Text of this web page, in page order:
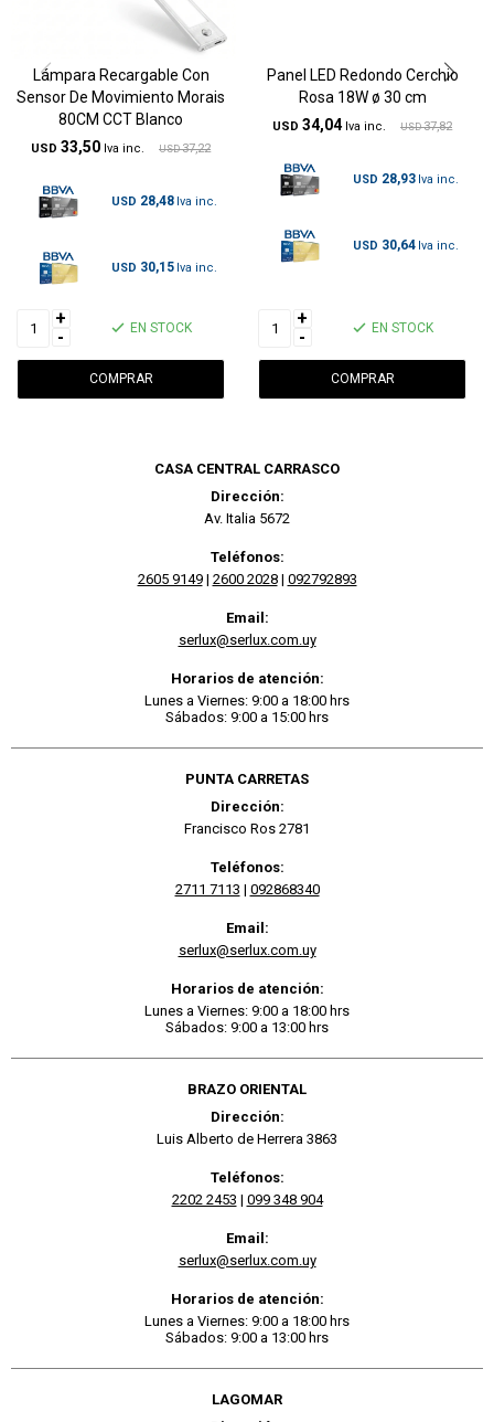
Lámpara Recargable Con
Sensor De Movimiento Morais
80CM CCT Blanco
USD 33,50 USD 37,22
USD 28,48
USD 30,15
+
-
EN STOCK
Panel LED Redondo Cerchio
Rosa 18W ø 30 cm
USD 34,04 USD 37,82
USD 28,93
USD 30,64
+
-
EN STOCK
CASA CENTRAL CARRASCO
Dirección:
Av. Italia 5672
Teléfonos:
2605 9149| 2600 2028| 092792893
Email:
serlux@serlux.com.uy
Horarios de atención:
Lunes a Viernes: 9:00 a 18:00 hrs
Sábados: 9:00 a 15:00 hrs
PUNTA CARRETAS
Dirección:
Francisco Ros 2781
Teléfonos:
2711 7113 | 092868340
Email:
serlux@serlux.com.uy
Horarios de atención:
Lunes a Viernes: 9:00 a 18:00 hrs
Sábados: 9:00 a 13:00 hrs
BRAZO ORIENTAL
Dirección:
Luis Alberto de Herrera 3863
Teléfonos:
2202 2453 | 099 348 904
Email:
serlux@serlux.com.uy
Horarios de atención:
Lunes a Viernes: 9:00 a 18:00 hrs
Sábados: 9:00 a 13:00 hrs
LAGOMAR